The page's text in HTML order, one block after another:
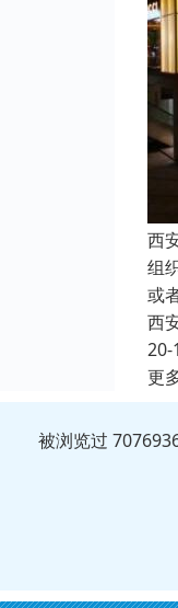
西
组
或
西
20-
更
被浏览过